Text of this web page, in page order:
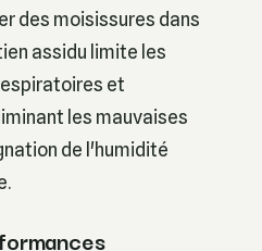
des moisissures dans
assidu limite les
et
les mauvaises
de l'humidité